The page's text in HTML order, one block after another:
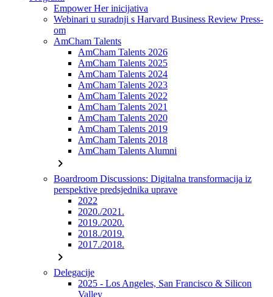
Empower Her inicijativa
Webinari u suradnji s Harvard Business Review Press-
om
AmCham Talents
AmCham Talents 2026
AmCham Talents 2025
AmCham Talents 2024
AmCham Talents 2023
AmCham Talents 2022
AmCham Talents 2021
AmCham Talents 2020
AmCham Talents 2019
AmCham Talents 2018
AmCham Talents Alumni
chevron_right
Boardroom Discussions: Digitalna transformacija iz
perspektive predsjednika uprave
2022
2020./2021.
2019./2020.
2018./2019.
2017./2018.
chevron_right
Delegacije
2025 - Los Angeles, San Francisco & Silicon
Valley